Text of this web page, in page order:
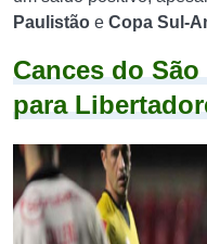
Paulistão e Copa Sul-
Cances do
para